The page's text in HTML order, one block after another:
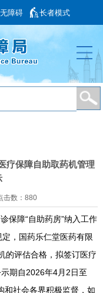
无障碍 长者模式
疗保障自助取药机管理
击数： 880
保障“自助药房”纳入工作
，国药乐仁堂医药有限
的评估合格，拟签订医疗
期自2026年4月2日至
和社会各界积极监督，如